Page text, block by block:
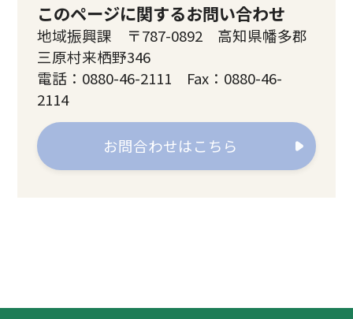
このページに関するお問い合わせ
地域振興課 〒787-0892 高知県幡多郡
三原村来栖野346
電話：0880-46-2111 Fax：0880-46-
2114
お問合わせはこちら